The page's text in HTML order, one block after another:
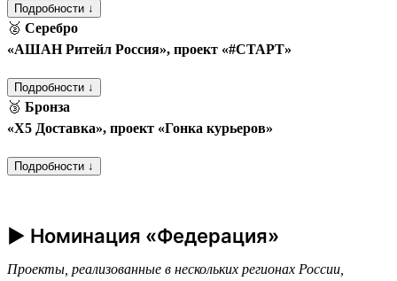
Подробности ↓
🥈 Серебро
«АШАН Ритейл Россия», проект «#СТАРТ»
Подробности ↓
🥉 Бронза
«Х5 Доставка», проект «Гонка курьеров»
Подробности ↓
► Номинация «Федерация»
Проекты, реализованные в нескольких регионах России,